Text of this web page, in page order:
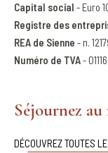
Capital social - Euro
Registre des
REA de Sienne - n.
Numéro de TVA-
Séjournez
DÉCOUVREZ TOUTES